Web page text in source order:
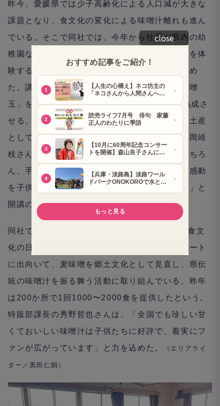
昨今、愛媛県では少子高齢化による人口減が大きな
課題となり、食文化の変化による味噌汁離れも進ん
でいる。そこで同社では、今年から社員が県内の幼
稚園などに出向き、一緒に昔ながらの味噌作りを体
験する「いよみちゃんの手作りみそ教室」を始め
た。講座では味噌の原材料を混ぜて丸めた「味噌
玉」を作り、樽（たる）に詰めて1〜2か月間熟成さ
せる。出来上がった味噌は給食に使うほか、お土産
として家庭へ持ち帰ってもらう。経理部長の亀岡靖
枝さんは、「味噌を仕込み、育てる楽しみはもちろ
ん、手作りした味噌を使った料理のおいしさと感動
を子供たちと共有し、郷土の食文化を守りたい」と
開講の思いを語る。
同社では6（むぎ）月30（みそ）日を「麦みそ食文
化の日」と定め、毎年、全国のスーパーやデパート
に出向いて、麦味噌を郷土文化として見直し、県伝
統の味噌汁を振る舞う活動に取り組んでいる。昨年
は200か所で1回1000〜2000食を提供したという。
特販部課長の秀野哲也さんは、「全国でも珍しい甘
くておいしい味噌汁は子供たちに好評で、着実にフ
ァンが広がっています」と力を込めた。
（エリアライ
ター／ 黒田仁朗 ）
close